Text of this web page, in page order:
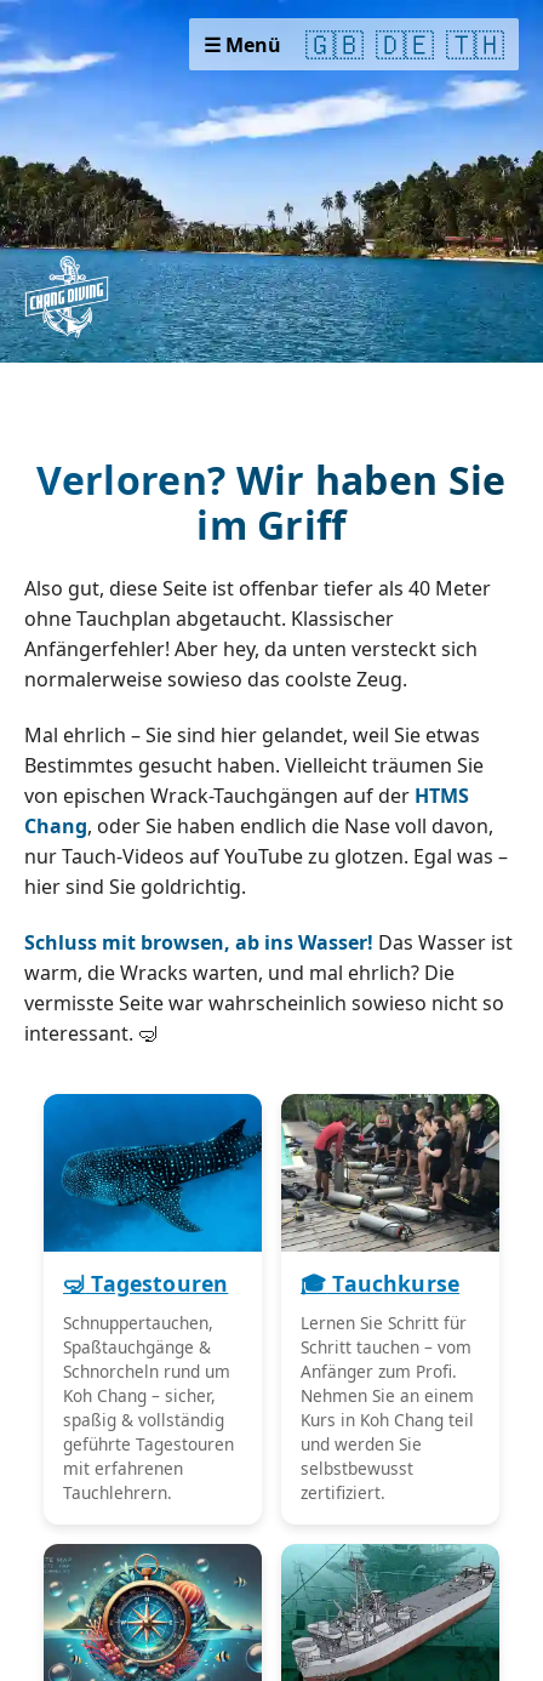
☰ Menü 🇬🇧 🇩🇪 🇹🇭
Verloren? Wir haben Sie
im Griff
Also gut, diese Seite ist offenbar tiefer als 40 Meter
ohne Tauchplan abgetaucht. Klassischer
Anfängerfehler! Aber hey, da unten versteckt sich
normalerweise sowieso das coolste Zeug.
Mal ehrlich – Sie sind hier gelandet, weil Sie etwas
Bestimmtes gesucht haben. Vielleicht träumen Sie
von epischen Wrack-Tauchgängen auf der HTMS
Chang, oder Sie haben endlich die Nase voll davon,
nur Tauch-Videos auf YouTube zu glotzen. Egal was –
hier sind Sie goldrichtig.
Schluss mit browsen, ab ins Wasser! Das Wasser ist
warm, die Wracks warten, und mal ehrlich? Die
vermisste Seite war wahrscheinlich sowieso nicht so
interessant. 🤿
🤿 Tagestouren
Schnuppertauchen,
Spaßtauchgänge &
Schnorcheln rund um
Koh Chang – sicher,
spaßig & vollständig
geführte Tagestouren
mit erfahrenen
Tauchlehrern.
🎓 Tauchkurse
Lernen Sie Schritt für
Schritt tauchen – vom
Anfänger zum Profi.
Nehmen Sie an einem
Kurs in Koh Chang teil
und werden Sie
selbstbewusst
zertifiziert.